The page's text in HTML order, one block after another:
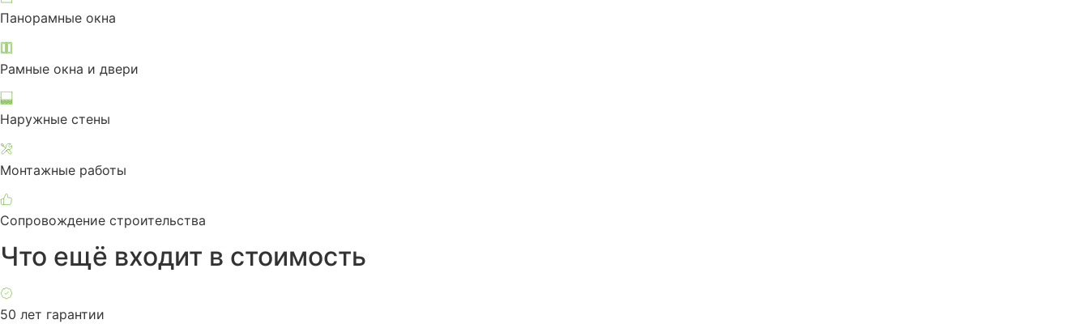
Панорамные окна
Рамные окна и двери
Наружные стены
Монтажные работы
Сопровождение строительства
Что ещё входит в стоимость
50 лет гарантии